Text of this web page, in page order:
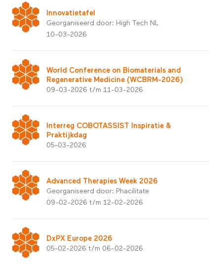
Innovatietafel
Georganiseerd door: High Tech NL
10-03-2026
World Conference on Biomaterials and
Regenerative Medicine (WCBRM-2026)
09-03-2026 t/m 11-03-2026
Interreg COBOTASSIST Inspiratie &
Praktijkdag
05-03-2026
Advanced Therapies Week 2026
Georganiseerd door: Phacilitate
09-02-2026 t/m 12-02-2026
DxPX Europe 2026
05-02-2026 t/m 06-02-2026